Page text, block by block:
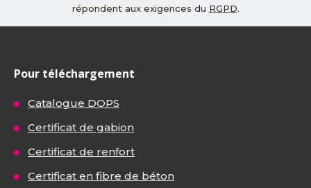
répondent aux exigences du RGPD.
Pour téléchargement
Catalogue DOPS
Certificat de gabion
Certificat de renfort
Certificat en fibre de béton